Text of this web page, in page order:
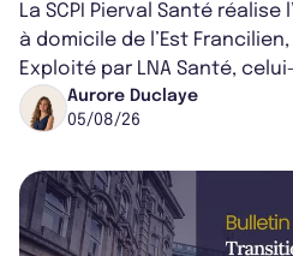
La SCPI Pierval Santé réalise
à domicile de l’Est
Exploité par LNA Santé,
médical croissant, qui s...
Aurore Duclaye
05/08/26